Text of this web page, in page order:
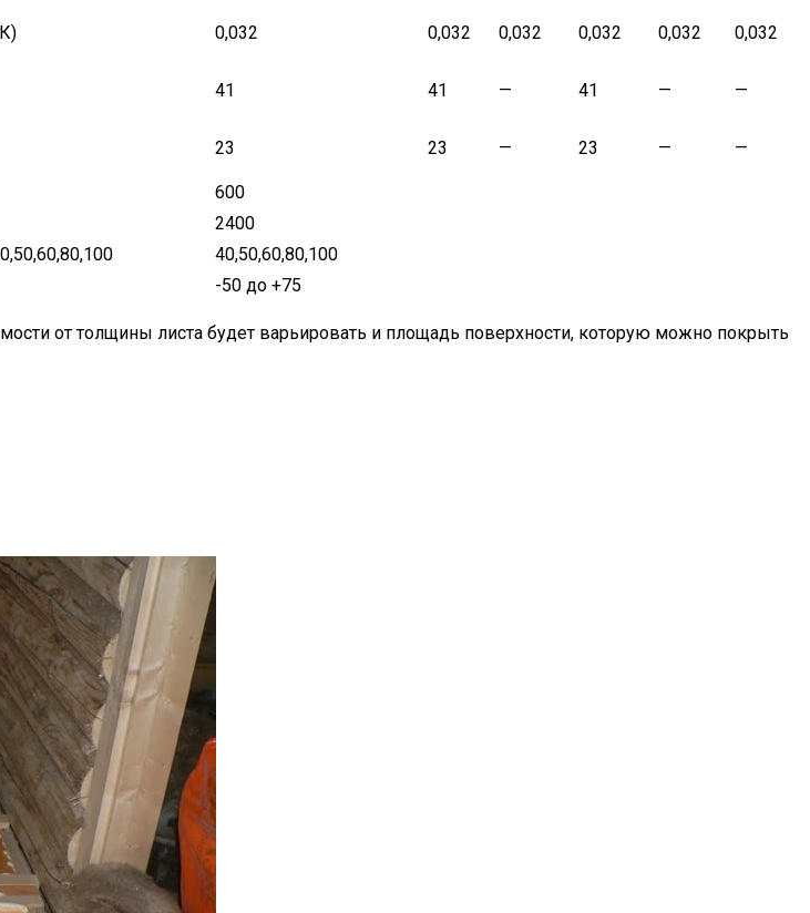
0,032 0,032 0,032 0,032 0,032 0,032
41 41 — 41 — —
23 23 — 23 — —
600
2400
40,50,60,80,100
-50 до +75
от толщины листа будет варьировать и площадь поверхности, которую можно покрыть